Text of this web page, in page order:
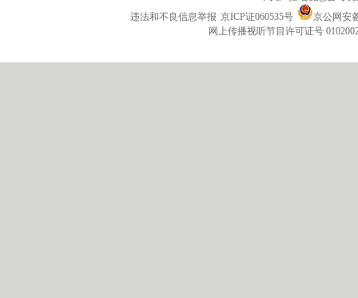
违法和不良信息举报 京ICP证060535号
京公网安
网上传播视听节目许可证号